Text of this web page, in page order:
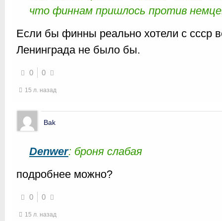
что финнам пришлось против
Если бы финны реально хотели с ссср
Ленинграда не было бы.
0 0
15 л. назад
Bak
Denwer: броня слабая
подробнее можно?
0 0
15 л. назад